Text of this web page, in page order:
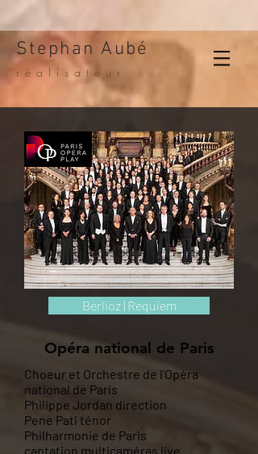
Stephan Aubé
réalisateur
Berlioz | Requiem
Opéra national de Paris
Choeur et Orchestre de l'Opéra
national de Paris
Philippe Jordan direction
Pene Pati ténor
Philharmonie de Paris
captation multicaméras live